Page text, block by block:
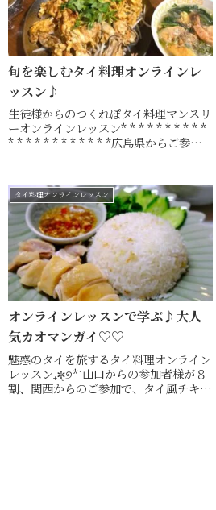
旬を楽しむタイ料理オンラインレ
ッスン♪
生徒様からのつくれぽタイ料理マンスリ
ーオンラインレッスン* * * * * * * * * *
* * * * * * * * * * * *広島県からご参加の
と一緒に...
タイ料理オンラインレッスン
オンラインレッスンで学ぶ♪大人
気カオマンガイ♡♡
魅惑のタイを旅するタイ料理オンライン
レッスン₊✼̥୭*ˈ山口からの参加者様が８
割、関西からのご参加で、タイ風チキン